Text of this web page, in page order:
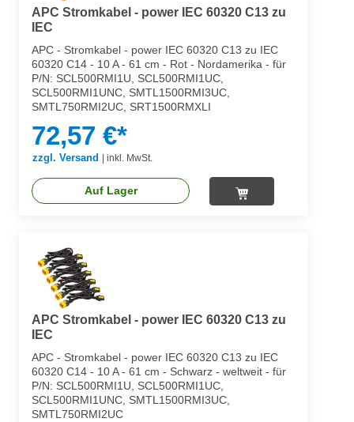
APC Stromkabel - power IEC 60320 C13 zu
IEC
APC - Stromkabel - power IEC 60320 C13 zu IEC
60320 C14 - 10 A - 61 cm - Rot - Nordamerika - für
P/N: SCL500RMI1U, SCL500RMI1UC,
SCL500RMI1UNC, SMTL1500RMI3UC,
SMTL750RMI2UC, SRT1500RMXLI
72,57 €*
zzgl. Versand inkl. MwSt.
Auf Lager
APC Stromkabel - power IEC 60320 C13 zu
IEC
APC - Stromkabel - power IEC 60320 C13 zu IEC
60320 C14 - 10 A - 61 cm - Schwarz - weltweit - für
P/N: SCL500RMI1U, SCL500RMI1UC,
SCL500RMI1UNC, SMTL1500RMI3UC,
SMTL750RMI2UC